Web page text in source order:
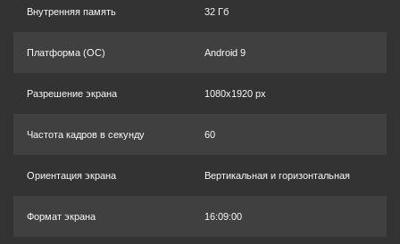
Внутренняя память 32 Гб
Платформа (OC) Android 9
Разрешение экрана 1080x1920 px
Частота кадров в секунду 60
Ориентация экрана Вертикальная и горизонтальная
Формат экрана 16:09:00